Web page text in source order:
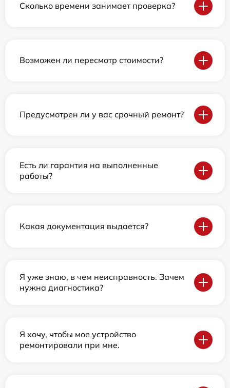
Сколько времени занимает проверка?
Возможен ли пересмотр стоимости?
Предусмотрен ли у вас срочный ремонт?
Есть ли гарантия на выполненные
работы?
Какая документация выдается?
Я уже знаю, в чем неисправность. Зачем
нужна диагностика?
Я хочу, чтобы мое устройство
ремонтировали при мне.